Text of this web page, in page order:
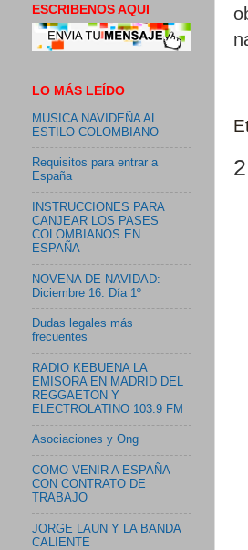
ESCRIBENOS AQUI
LO MÁS LEÍDO
MUSICA NAVIDEÑA AL
ESTILO COLOMBIANO
Requisitos para entrar a
España
INSTRUCCIONES PARA
CANJEAR LOS PASES
COLOMBIANOS EN
ESPAÑA
NOVENA DE NAVIDAD:
Diciembre 16: Día 1º
Dudas legales más
frecuentes
RADIO KEBUENA LA
EMISORA EN MADRID DEL
REGGAETON Y
ELECTROLATINO 103.9 FM
Asociaciones y Ong
COMO VENIR A ESPAÑA
CON CONTRATO DE
TRABAJO
JORGE LAUN Y LA BANDA
CALIENTE